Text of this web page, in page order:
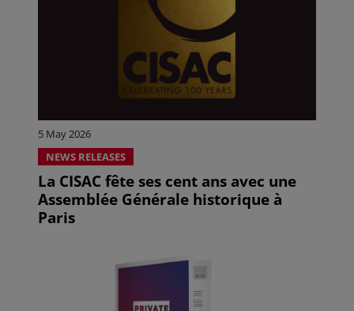
5 May 2026
NEWS RELEASES
La CISAC fête ses cent ans avec une
Assemblée Générale historique à
Paris